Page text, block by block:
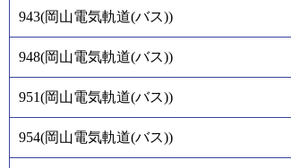
943(岡山電気軌道(バス))
948(岡山電気軌道(バス))
951(岡山電気軌道(バス))
954(岡山電気軌道(バス))